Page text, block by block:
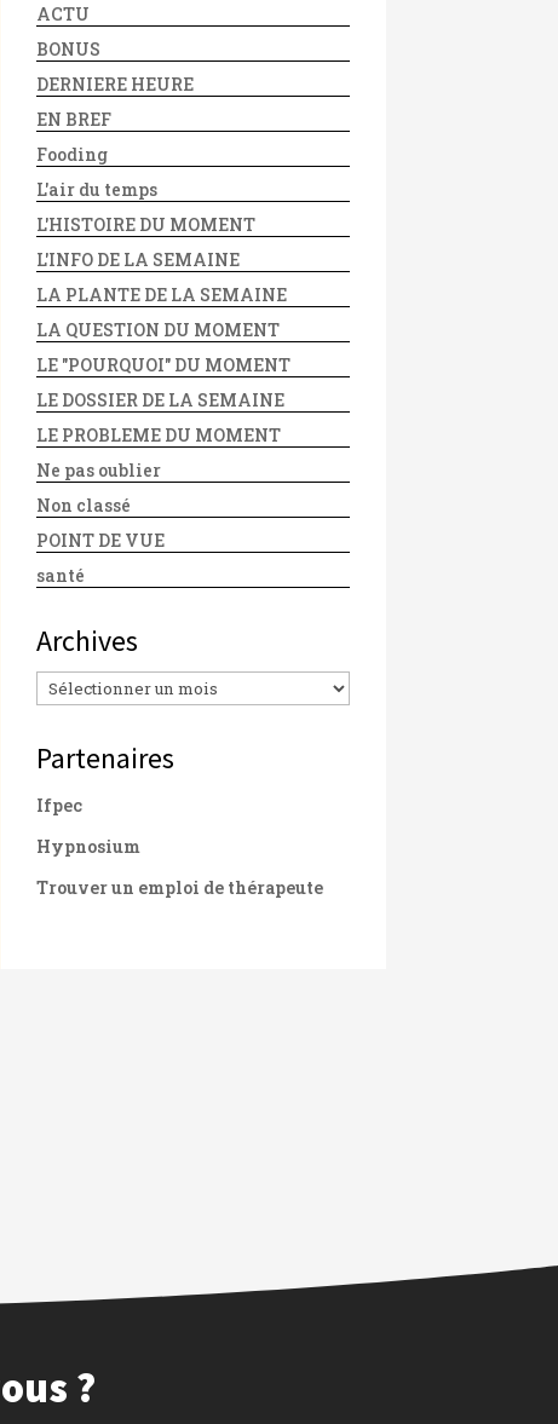
ACTU
BONUS
DERNIERE HEURE
EN BREF
Fooding
L'air du temps
L'HISTOIRE DU MOMENT
L'INFO DE LA SEMAINE
LA PLANTE DE LA SEMAINE
LA QUESTION DU MOMENT
LE "POURQUOI" DU MOMENT
LE DOSSIER DE LA SEMAINE
LE PROBLEME DU MOMENT
Ne pas oublier
Non classé
POINT DE VUE
santé
Archives
Archives
Partenaires
Ifpec
Hypnosium
Trouver un emploi de thérapeute
?